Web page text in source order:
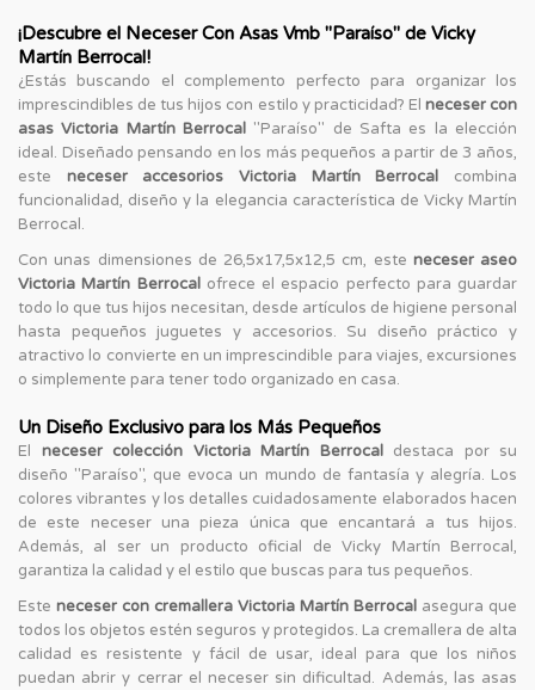
¡Descubre el Neceser Con Asas Vmb "Paraíso" de Vicky
Martín Berrocal!
¿Estás buscando el complemento perfecto para organizar los
imprescindibles de tus hijos con estilo y practicidad? El neceser con
asas Victoria Martín Berrocal "Paraíso" de Safta es la elección
ideal. Diseñado pensando en los más pequeños a partir de 3 años,
este neceser accesorios Victoria Martín Berrocal combina
funcionalidad, diseño y la elegancia característica de Vicky Martín
Berrocal.
Con unas dimensiones de 26,5x17,5x12,5 cm, este neceser aseo
Victoria Martín Berrocalofrece el espacio perfecto para guardar
todo lo que tus hijos necesitan, desde artículos de higiene personal
hasta pequeños juguetes y accesorios. Su diseño práctico y
atractivo lo convierte en un imprescindible para viajes, excursiones
o simplemente para tener todo organizado en casa.
Un Diseño Exclusivo para los Más Pequeños
El neceser colección Victoria Martín Berrocaldestaca por su
diseño "Paraíso", que evoca un mundo de fantasía y alegría. Los
colores vibrantes y los detalles cuidadosamente elaborados hacen
de este neceser una pieza única que encantará a tus hijos.
Además, al ser un producto oficial de Vicky Martín Berrocal,
garantiza la calidad y el estilo que buscas para tus pequeños.
Este neceser con cremallera Victoria Martín Berrocal asegura que
todos los objetos estén seguros y protegidos. La cremallera de alta
calidad es resistente y fácil de usar, ideal para que los niños
puedan abrir y cerrar el neceser sin dificultad. Además, las asas